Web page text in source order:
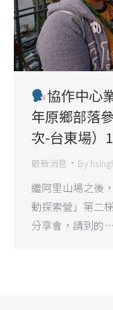
協作中心
年原鄉部落
次-台東場）
最新消息 By
繼阿里山場之後
動探索營」第二
分享會，請到的…